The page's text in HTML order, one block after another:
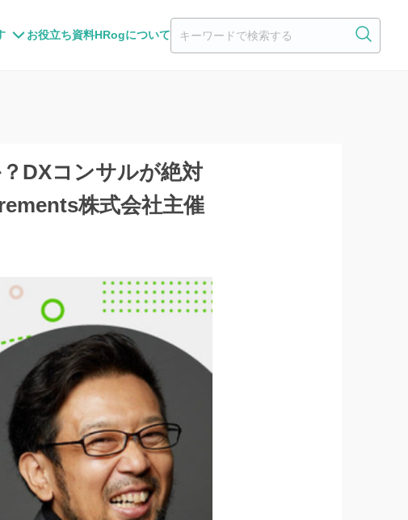
お役立ち資料HRogについて
DXコンサルが絶対
株式会社主催